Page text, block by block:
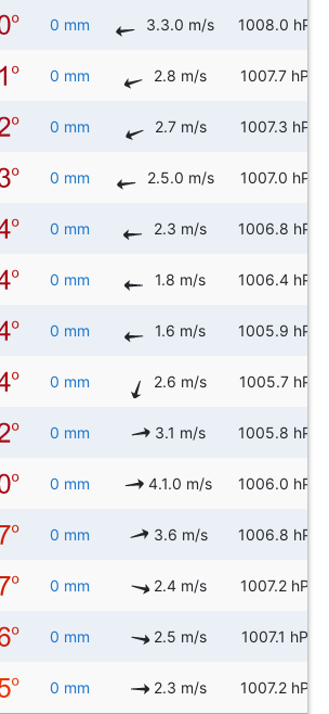
0 mm 3.3.0 m/s 1008.0 hPa
0 mm 2.8 m/s 1007.7 hPa
0 mm 2.7 m/s 1007.3 hPa
0 mm 2.5.0 m/s 1007.0 hPa
0 mm 2.3 m/s 1006.8 hPa
0 mm 1.8 m/s 1006.4 hPa
0 mm 1.6 m/s 1005.9 hPa
0 mm 2.6 m/s 1005.7 hPa
0 mm 3.1 m/s 1005.8 hPa
0 mm 4.1.0 m/s 1006.0 hPa
0 mm 3.6 m/s 1006.8 hPa
0 mm 2.4 m/s 1007.2 hPa
0 mm 2.5 m/s 1007.1 hPa
0 mm 2.3 m/s 1007.2 hPa